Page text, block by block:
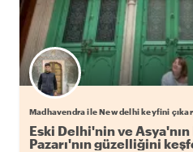
Madhavendra ile New delhi keyfini çıkar
Eski Delhi'nin ve
Pazarı'nın güzelliğini